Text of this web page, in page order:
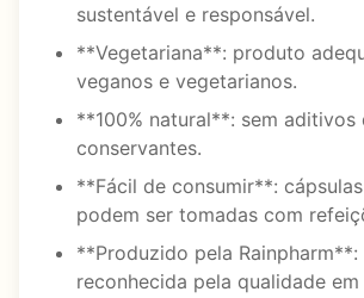
sustentável e responsável.
**Vegetariana**: produto
veganos e vegetarianos.
**100% natural**: sem aditivos
conservantes.
**Fácil de consumir**:
podem ser tomadas com
**Produzido pela Rainpharm**:
reconhecida pela qualidade